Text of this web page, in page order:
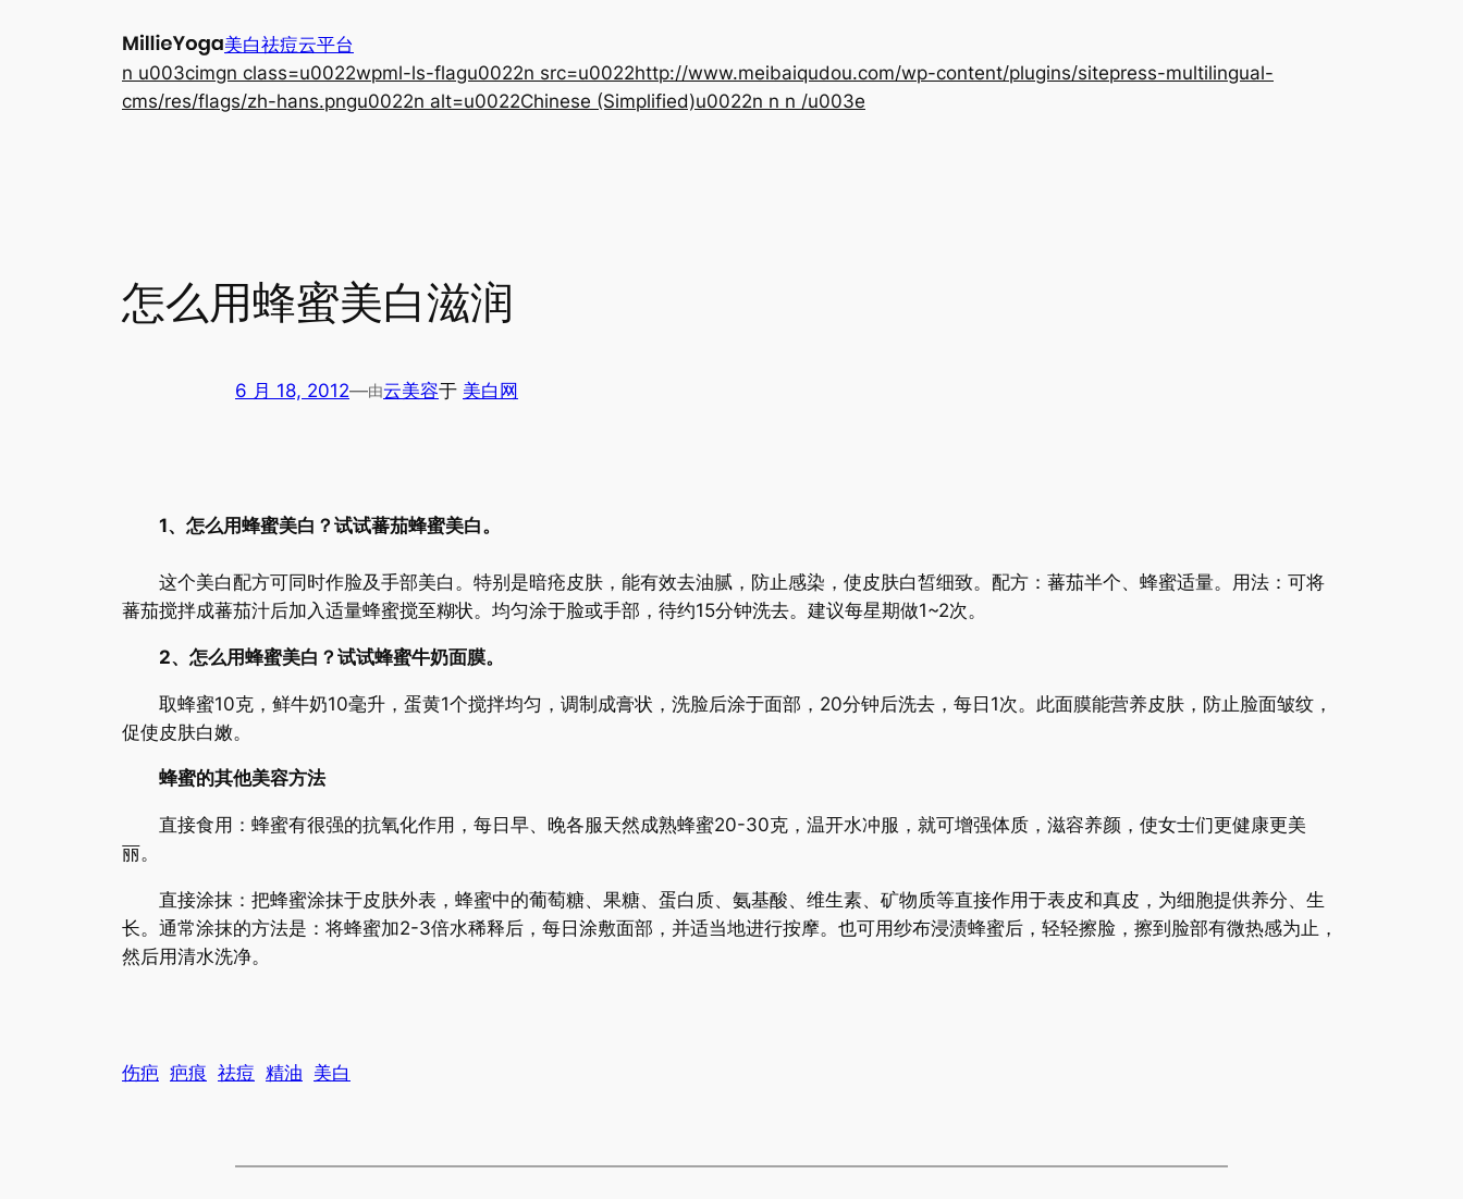
美白祛痘云平台
n u003cimgn class=u0022wpml-ls-flagu0022n src=u0022http://www.meibaiqudou.com/wp-content/plugins/sitepress-multilingual-
cms/res/flags/zh-hans.pngu0022n alt=u0022Chinese (Simplified)u0022n n n /u003e
怎么用蜂蜜美白滋润
6 月 18, 2012—由云美容于 美白网
1、怎么用蜂蜜美白？试试蕃茄蜂蜜美白。
这个美白配方可同时作脸及手部美白。特别是暗疮皮肤，能有效去油腻，防止感染，使皮肤白皙细致。配方：蕃茄半个、蜂蜜适量。用法：可将
蕃茄搅拌成蕃茄汁后加入适量蜂蜜搅至糊状。均匀涂于脸或手部，待约15分钟洗去。建议每星期做1~2次。
2、怎么用蜂蜜美白？试试蜂蜜牛奶面膜。
取蜂蜜10克，鲜牛奶10毫升，蛋黄1个搅拌均匀，调制成膏状，洗脸后涂于面部，20分钟后洗去，每日1次。此面膜能营养皮肤，防止脸面皱纹，
促使皮肤白嫩。
蜂蜜的其他美容方法
直接食用：蜂蜜有很强的抗氧化作用，每日早、晚各服天然成熟蜂蜜20-30克，温开水冲服，就可增强体质，滋容养颜，使女士们更健康更美
丽。
直接涂抹：把蜂蜜涂抹于皮肤外表，蜂蜜中的葡萄糖、果糖、蛋白质、氨基酸、维生素、矿物质等直接作用于表皮和真皮，为细胞提供养分、生
长。通常涂抹的方法是：将蜂蜜加2-3倍水稀释后，每日涂敷面部，并适当地进行按摩。也可用纱布浸渍蜂蜜后，轻轻擦脸，擦到脸部有微热感为止，
然后用清水洗净。
伤疤 疤痕 祛痘 精油 美白